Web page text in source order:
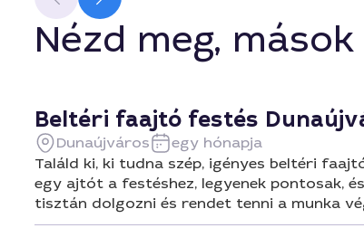
Nézd meg,
Beltéri faajtó festés
Dunaújváros
egy hónapja
Találd ki, ki tudna szép, igényes beltéri
egy ajtót a festéshez, legyenek pontosak,
tisztán dolgozni és rendet tenni a munka